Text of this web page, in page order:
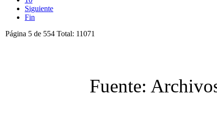
Siguiente
Fin
Página 5 de 554 Total: 11071
Fuente: